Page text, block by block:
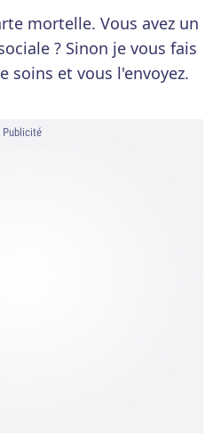
mortelle. Vous avez un
? Sinon je vous fais
soins et vous l'envoyez.
Publicité